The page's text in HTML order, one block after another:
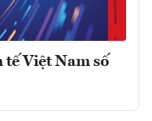
Việt Nam số